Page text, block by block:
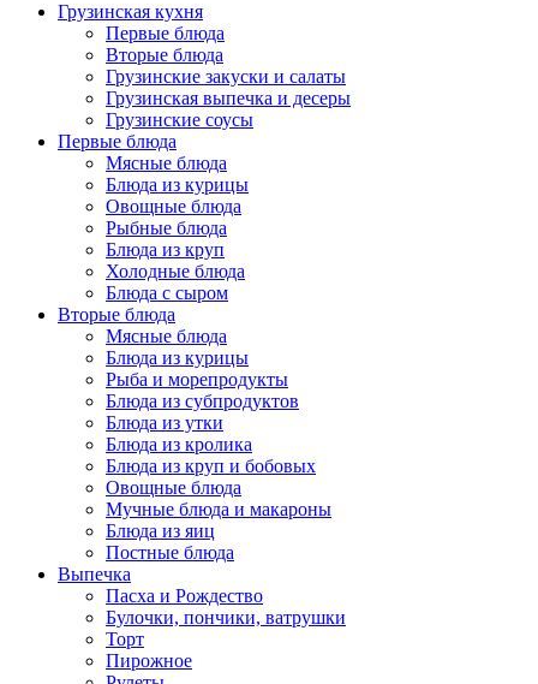
Грузинская кухня
Первые блюда
Вторые блюда
Грузинские закуски и салаты
Грузинская выпечка и десеры
Грузинские соусы
Первые блюда
Мясные блюда
Блюда из курицы
Овощные блюда
Рыбные блюда
Блюда из круп
Холодные блюда
Блюда с сыром
Вторые блюда
Мясные блюда
Блюда из курицы
Рыба и морепродукты
Блюда из субпродуктов
Блюда из утки
Блюда из кролика
Блюда из круп и бобовых
Овощные блюда
Мучные блюда и макароны
Блюда из яиц
Постные блюда
Выпечка
Пасха и Рождество
Булочки, пончики, ватрушки
Торт
Пирожное